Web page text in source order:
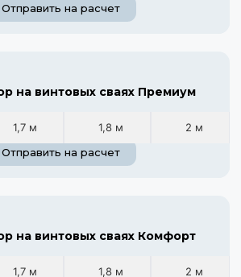
Отправить на расчет
на винтовых сваях Премиум
1,7 м 1,8 м
2 м
Отправить на расчет
на винтовых сваях Комфорт
1,7 м 1,8 м
2 м